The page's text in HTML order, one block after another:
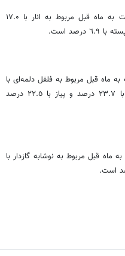
در این گروه، بیشترین افزایش قیمت نسبت به ماه قبل مربوط به انار با ۱۷.۰
ماه قبل مربوط به فلفل دلمه‌ای با
۳۱.۱ درصد، بادمجان با ٢٦.٢ درصد، خیار با ٢٣.٧ درصد و پیاز با ٢٢.٥ درصد
قبل مربوط به نوشابه گازدار با